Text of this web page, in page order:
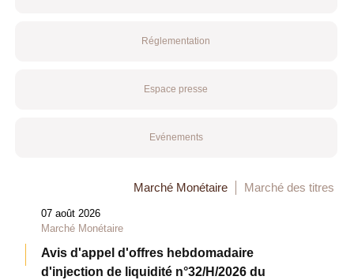
Réglementation
Espace presse
Evénements
Marché Monétaire Marché des titres
07 août 2026
Marché Monétaire
Avis d'appel d'offres hebdomadaire
d'injection de liquidité n°32/H/2026 du